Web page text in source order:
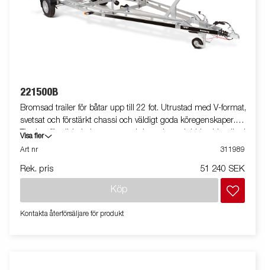
221500B
Bromsad trailer för båtar upp till 22 fot. Utrustad med V-format,
svetsat och förstärkt chassi och väldigt goda köregenskaper.
Tippbar förstärkt bakre vagga och justerbara dubbla sidorullar i
hög kvalitet för enkel anpassning till din båt. Varmgalvaniserat
chassi. Vattentäta hjullager förlänger livstiden. Justerbart
för smidig av- och pålastning. Båttrailern på bilden kan vara
Visa fler
Art nr
311989
Rek. pris 51 240 SEK
Köp
Kontakta återförsäljare för produkt